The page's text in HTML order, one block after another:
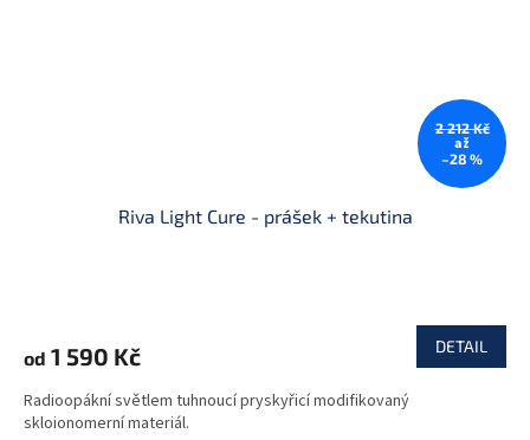
2 212 Kč
až
–28 %
Riva Light Cure - prášek + tekutina
od 1 590 Kč DETAIL
Radioopákní světlem tuhnoucí pryskyřicí modifikovaný
skloionomerní materiál.